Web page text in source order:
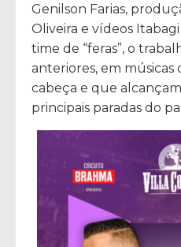
Genilson Farias,
Oliveira e vídeos Itabagi
time de “feras”, o
anteriores, em músicas
cabeça e que
principais paradas do